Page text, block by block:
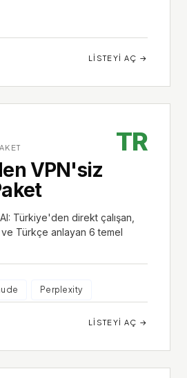
LISTEYI AÇ →
VPN'siz
TR
Türkiye'den direkt çalışan,
Türkçe anlayan 6 temel
Perplexity
LISTEYI AÇ →